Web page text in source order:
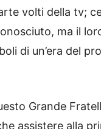
volti della tv;
ma il
di un’era del
Grande
assistere alla